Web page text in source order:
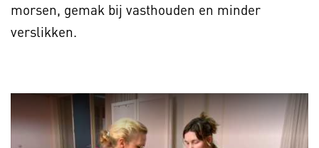
morsen, gemak bij vasthouden en minder
verslikken.